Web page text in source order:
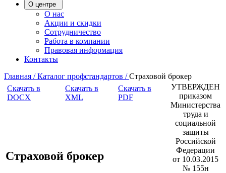
О центре
О нас
Акции и скидки
Сотрудничество
Работа в компании
Правовая информация
Контакты
Главная /Каталог профстандартов /Страховой брокер
Скачать в
DOCX
Скачать в
XML
Скачать в
PDF
УТВЕРЖДЕН
приказом
Министерства
труда и
социальной
защиты
Российской
Федерации
от 10.03.2015
№ 155н
Страховой брокер